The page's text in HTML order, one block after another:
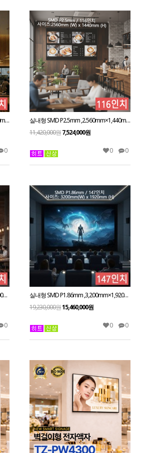
실내형 GOB P2.5mm ,2.560mm×1,440mm ,116인치 대형스크린
0
실내형 SMD P2.5mm ,2.560mm×1,440mm ,116인치 대형스크린
11,420,000원7,524,000원
0 0
실내형 SMD P1.86mm ,4,480mm×2,400mm ,200인치 대형스크린
0
실내형 SMD P1.86mm ,3,200mm×1,920mm ,147인치 대형스크린
19,230,000원15,460,000원
0 0